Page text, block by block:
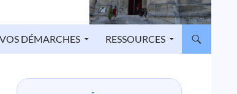
VOS DÉMARCHES RESSOURCES